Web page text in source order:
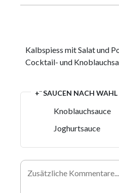
Kalbspiess mit Salat und
Cocktail- und
+¨ SAUCEN NACH WAHL
Knoblauchsauce
Joghurtsauce